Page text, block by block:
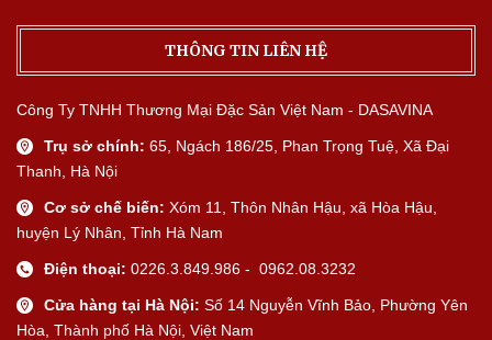
THÔNG TIN LIÊN HỆ
Công Ty TNHH Thương Mại Đặc Sản Việt Nam - DASAVINA
Trụ sở chính: 65, Ngách 186/25, Phan Trọng Tuệ, Xã Đại
Thanh, Hà Nội
Cơ sở chế biến: Xóm 11, Thôn Nhân Hậu, xã Hòa Hậu,
huyện Lý Nhân, Tỉnh Hà Nam
Điện thoại: 0226.3.849.986 - 0962.08.3232
Cửa hàng tại Hà Nội: Số 14 Nguyễn Vĩnh Bảo, Phường Yên
Hòa, Thành phố Hà Nội, Việt Nam